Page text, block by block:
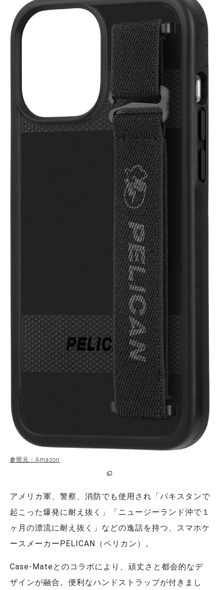
参照元：Amazon
アメリカ軍、警察、消防でも使用され「パキスタンで
起こった爆発に耐え抜く」「ニュージーランド沖で１
ヶ月の漂流に耐え抜く」などの逸話を持つ、スマホケ
ースメーカーPELICAN（ペリカン）。
Case-Mateとのコラボにより、頑丈さと都会的なデ
ザインが融合。便利なハンドストラップが付きまし